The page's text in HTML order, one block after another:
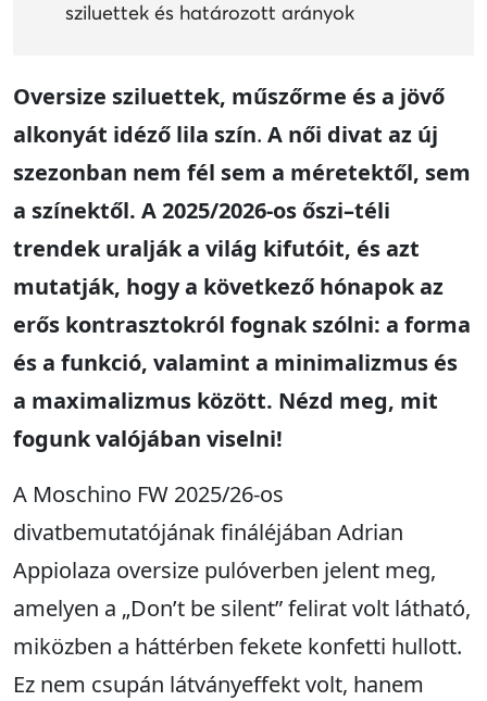
sziluettek és határozott arányok
Oversize sziluettek, műszőrme és a jövő
alkonyát idéző lila szín. A női divat az új
szezonban nem fél sem a méretektől, sem
a színektől. A 2025/2026-os őszi–téli
trendek uralják a világ kifutóit, és azt
mutatják, hogy a következő hónapok az
erős kontrasztokról fognak szólni: a forma
és a funkció, valamint a minimalizmus és
a maximalizmus között. Nézd meg, mit
fogunk valójában viselni!
A Moschino FW 2025/26-os
divatbemutatójának fináléjában Adrian
Appiolaza oversize pulóverben jelent meg,
amelyen a „Don’t be silent” felirat volt látható,
miközben a háttérben fekete konfetti hullott.
Ez nem csupán látványeffekt volt, hanem